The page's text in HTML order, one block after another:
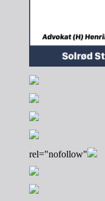
rel="nofollow"